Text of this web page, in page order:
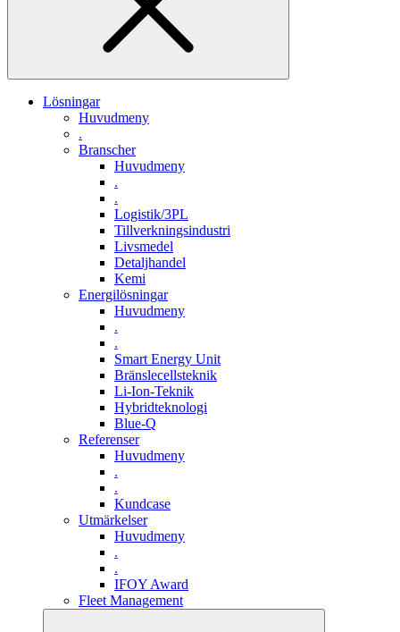
Lösningar
Huvudmeny
.
Branscher
Huvudmeny
.
.
Logistik/3PL
Tillverkningsindustri
Livsmedel
Detaljhandel
Kemi
Energilösningar
Huvudmeny
.
.
Smart Energy Unit
Bränslecellsteknik
Li-Ion-Teknik
Hybridteknologi
Blue-Q
Referenser
Huvudmeny
.
.
Kundcase
Utmärkelser
Huvudmeny
.
.
IFOY Award
Fleet Management